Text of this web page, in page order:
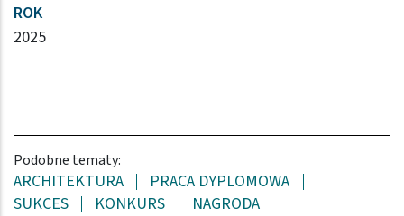
ROK
2025
Podobne tematy:
ARCHITEKTURA
PRACA DYPLOMOWA
SUKCES
KONKURS NAGRODA